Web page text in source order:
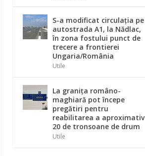
S-a modificat circulația pe
autostrada A1, la Nădlac,
în zona fostului punct de
trecere a frontierei
Ungaria/România
Utile
La graniţa româno-
maghiară pot începe
pregătiri pentru
reabilitarea a aproximativ
20 de tronsoane de drum
Utile